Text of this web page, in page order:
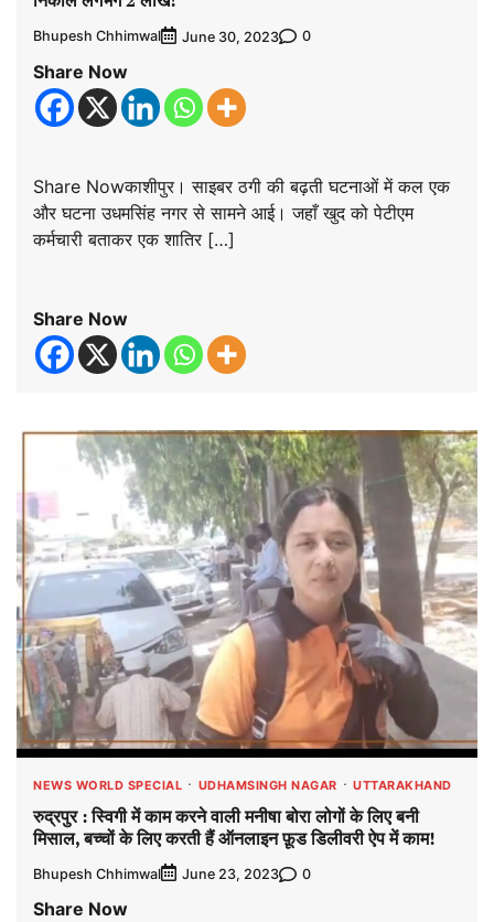
Bhupesh Chhimwal June 30, 2023 0
Share Now
Share Nowकाशीपुर। साइबर ठगी की बढ़ती घटनाओं में कल एक
और घटना उधमसिंह नगर से सामने आई। जहाँ खुद को पेटीएम
कर्मचारी बताकर एक शातिर […]
Share Now
NEWS WORLD SPECIAL UDHAMSINGH NAGAR UTTARAKHAND
रुद्रपुर : स्विगी में काम करने वाली मनीषा बोरा लोगों के लिए बनी
मिसाल, बच्चों के लिए करती हैं ऑनलाइन फ़ूड डिलीवरी ऐप में काम!
Bhupesh Chhimwal June 23, 2023 0
Share Now